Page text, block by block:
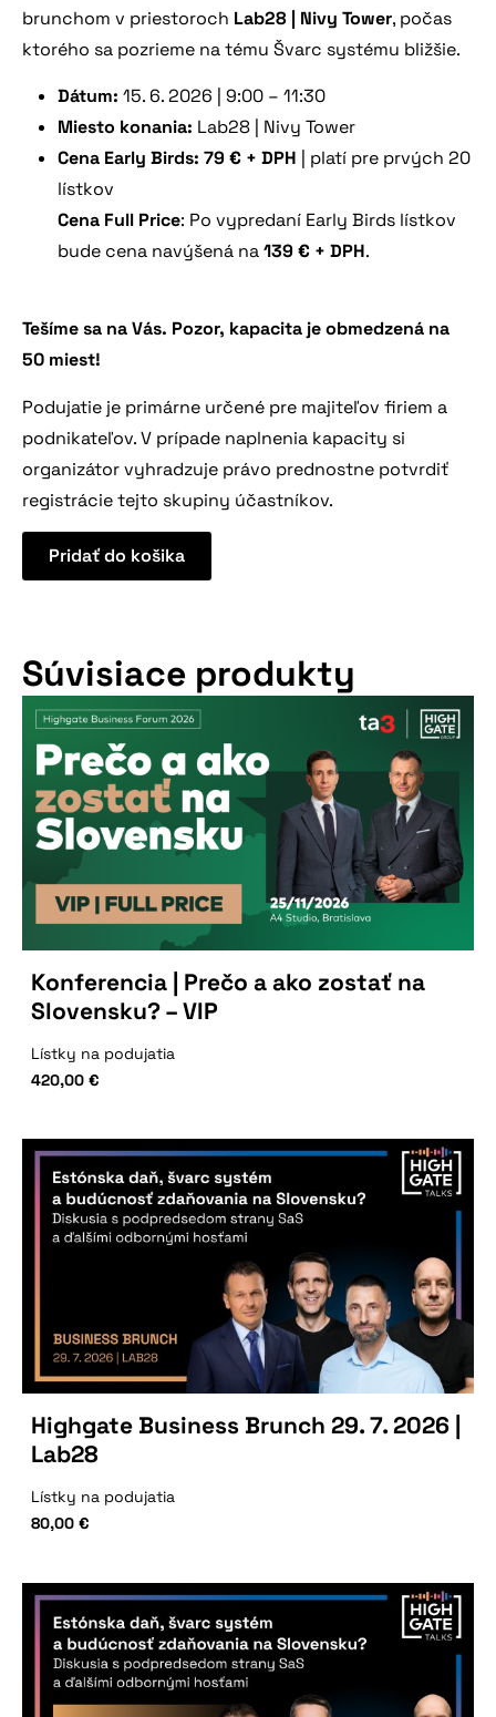
brunchom v priestoroch Lab28 | Nivy Tower, počas
ktorého sa pozrieme na tému Švarc systému bližšie.
Dátum: 15. 6. 2026 | 9:00 – 11:30
Miesto konania: Lab28 | Nivy Tower
Cena Early Birds: 79 € + DPH | platí pre prvých 20
lístkov
Cena Full Price: Po vypredaní Early Birds lístkov
bude cena navýšená na139 € + DPH.
Tešíme sa na Vás. Pozor, kapacita je obmedzená na
50 miest!
Podujatie je primárne určené pre majiteľov firiem a
podnikateľov. V prípade naplnenia kapacity si
organizátor vyhradzuje právo prednostne potvrdiť
registrácie tejto skupiny účastníkov.
Pridať do košika
Súvisiace produkty
Konferencia | Prečo a ako zostať na
Slovensku? – VIP
Lístky na podujatia
420,00 €
Highgate Business Brunch 29. 7. 2026 |
Lab28
Lístky na podujatia
80,00 €